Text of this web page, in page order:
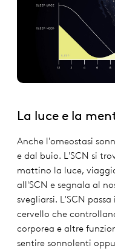
La luce e la
Anche l'omeostasi
e dal buio. L'SCN si
mattino la luce,
all'SCN e segnala al
svegliarsi. L'SCN
cervello che
corporea e altre
sentire sonnolenti